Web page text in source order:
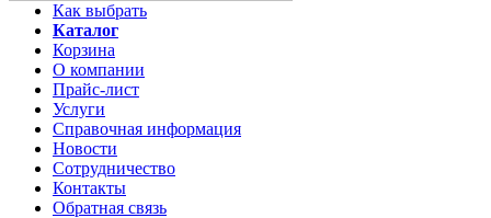
Как выбрать
Каталог
Корзина
О компании
Прайс-лист
Услуги
Справочная информация
Новости
Сотрудничество
Контакты
Обратная связь